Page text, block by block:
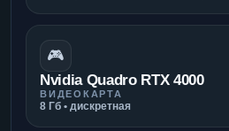
🎮
Nvidia Quadro RTX 4000
ВИДЕОКАРТА
8 Гб • дискретная